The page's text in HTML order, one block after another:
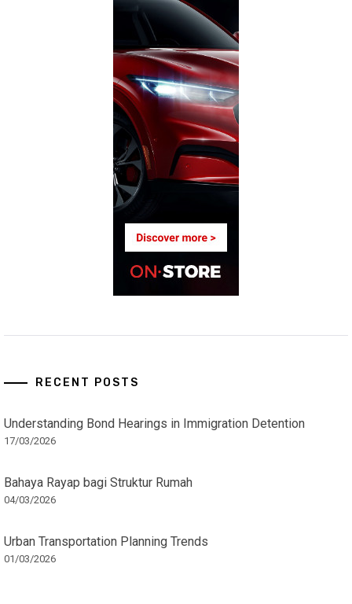
RECENT POSTS
Understanding Bond Hearings in Immigration Detention
17/03/2026
Bahaya Rayap bagi Struktur Rumah
04/03/2026
Urban Transportation Planning Trends
01/03/2026